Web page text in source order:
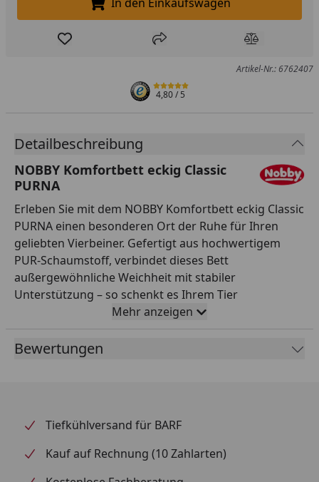
In den Einkaufswagen legen
Produkt zur Wunschliste hinzufügen
Teilen Produkt
Artikel-Nr.: 6762407
4,80/ 5
Detailbeschreibung
NOBBY Komfortbett eckig Classic
PURNA
Erleben Sie mit dem NOBBY Komfortbett eckig Classic
PURNA einen besonderen Ort der Ruhe für Ihren
geliebten Vierbeiner. Gefertigt aus hochwertigem
PUR-Schaumstoff, verbindet dieses Bett
außergewöhnliche Weichheit mit stabiler
Unterstützung – so schenkt es Ihrem Tier
erholsamen Schlaf und gemütliche Entspannung. Das
zeitlose, elegante Graudesign fügt sich harmonisch in
jedes Wohnambiente ein und macht das Bett zu
seinen kompakten Maßen ist das Komfortbett ideal
für kleine bis große Tiere, die Komfort und
Geborgenheit suchen. Gönnen Sie Ihrem Vierbeiner
Mehr anzeigen
Bewertungen
Tiefkühlversand für BARF
Kauf auf Rechnung (10 Zahlarten)